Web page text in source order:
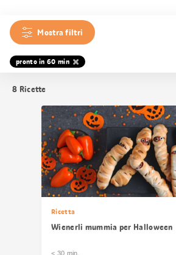
Mostra filtri
pronto in 60 min
8 Ricette
Ricetta
Wienerli mummia per Halloween
< 30 min.